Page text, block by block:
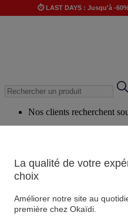
⏱️ LAST DAYS : Jusqu'à -
Nos clients recherchent
Produits suggérés
Voir tous les produits
La qualité de votre
choix
Améliorer notre site au
première chez Okaïdi.